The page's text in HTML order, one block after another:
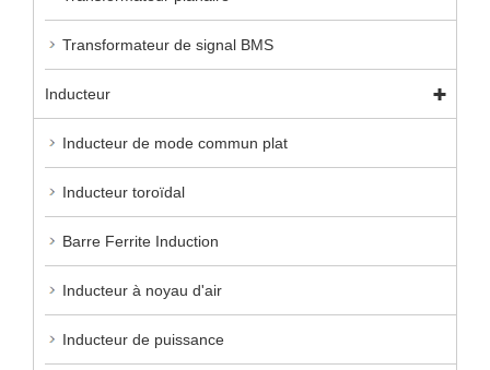
Transformateur de signal BMS
Inducteur
Inducteur de mode commun plat
Inducteur toroïdal
Barre Ferrite Induction
Inducteur à noyau d'air
Inducteur de puissance